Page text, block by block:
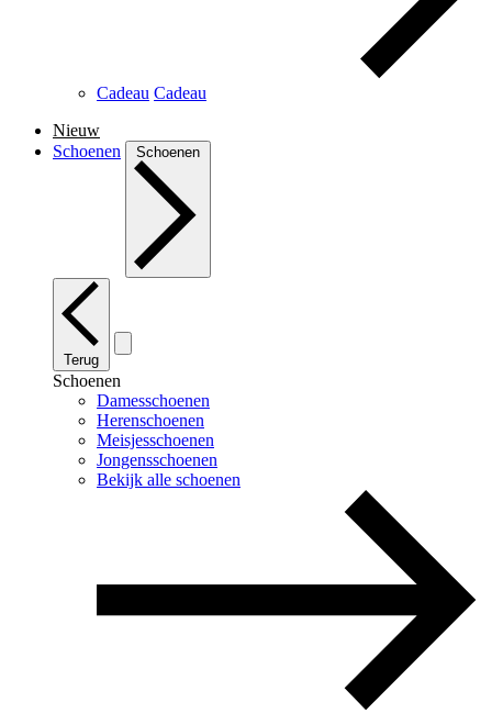
Cadeau Cadeau
Nieuw
Schoenen
Schoenen
Terug
Schoenen
Damesschoenen
Herenschoenen
Meisjesschoenen
Jongensschoenen
Bekijk alle schoenen